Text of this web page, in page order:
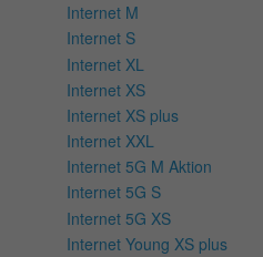
Internet M
Internet S
Internet XL
Internet XS
Internet XS plus
Internet XXL
Internet 5G M Aktion
Internet 5G S
Internet 5G XS
Internet Young XS plus